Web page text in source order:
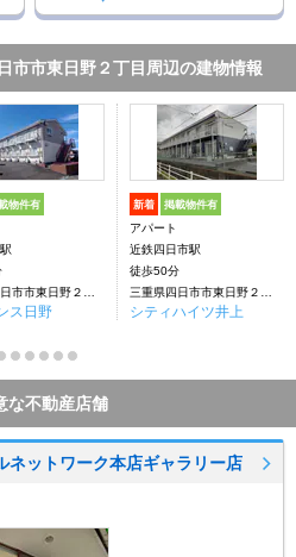
市市東日野２丁目周辺の建物情報
物件有
ス日野
新着 掲載物件有
アパート
近鉄四日市駅
徒歩50分
シティハイツ井上
な不動産店舗
ネットワーク本店ギャラリー店